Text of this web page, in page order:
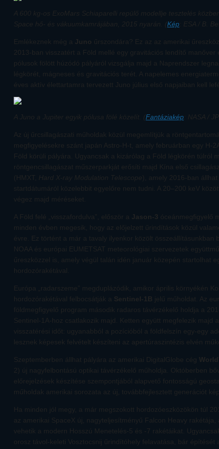
A 600 kg-os ExoMars Schiaparelli repülő modellje tesztelés
Space hő- és vákuumkamrájában, 2015 nyarán. (Kép: ESA / B.
Emlékeznek még a Juno űrszondára? Ez az az amerikai
2013-ban visszatért a Föld mellé egy gravitációs lendítő manőver
pólusok fölött húzódó pályáról vizsgálja majd a Naprendszer
légkörét, mágneses és gravitációs terét. A napelemes
éves aktív élettartamra tervezett Juno július első napjaiban kell
A Juno a Jupiter egyik pólusa fölé közelít. (Fantáziakép: NASA /
Az új űrcsillagászati műholdak közül megemlítjük a
megfigyelésekre szánt japán Astro-H-t, amely februárban egy H-
Föld körüli pályára. Ugyancsak a kizárólag a Föld légkörén túlról
röntgencsillagászat műszerparkját erősíti majd Kína első
(HMXT, Hard X-ray Modulation Telescope ), amely 2016-ban
startdátumáról közelebbit egyelőre nem tudni. A 20–200 keV
végez majd méréseket.
A Föld felé „visszafordulva”, először a Jason-3 óceánmegfigyelő
minden évben megesik, hogy az előjelzett űrindítások közül
évre. Ez történt a már a tavaly ilyenkor közölt összeállításunkban
NOAA és európai EUMETSAT meteorológiai szervezetek
űreszközzel is, amely végül talán idén január közepén startolhat
hordozórakétával.
Európa „radarszeme” megduplázódik, amikor április környékén
hordozórakétával felbocsátják a Sentinel-1B jelű műholdat. Az
földmegfigyelő program második radaros távérzékelő holdja a
Sentinel-1A-hoz csatlakozik majd. Ketten együtt megfelezik majd
visszatérési időt: ugyanabból a pozícióból a földfelszín egy-egy
lesznek képesek felvételt készíteni az apertúraszintézis elvén
Szeptemberben állhat pályára az amerikai DigitalGlobe cég
2) új nagyfelbontású optikai távérzékelő műholdja. Októberben
előrejelzések készítése szempontjából alapvető fontosságú
műholdak amerikai sorozata az új, továbbfejlesztett generációt
Ha minden jól megy, a már megszokott hordozóeszközökön túl
az amerikai SpaceX új, nagyteljesítményű Falcon Heavy
vehetik a modern Hosszú Menetelés-5 és -7 rakétáikat.
orosz távol-keleti Vosztocsnij űrindítóhely felavatása, bár építését